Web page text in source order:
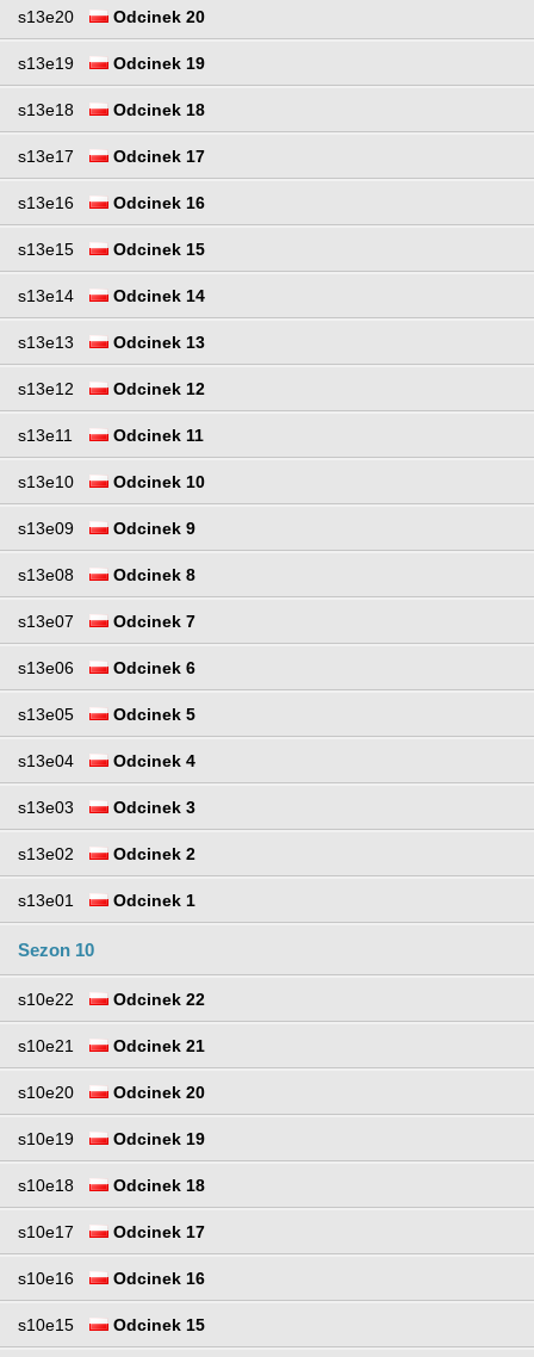
s13e20 Odcinek 20
s13e19 Odcinek 19
s13e18 Odcinek 18
s13e17 Odcinek 17
s13e16 Odcinek 16
s13e15 Odcinek 15
s13e14 Odcinek 14
s13e13 Odcinek 13
s13e12 Odcinek 12
s13e11 Odcinek 11
s13e10 Odcinek 10
s13e09 Odcinek 9
s13e08 Odcinek 8
s13e07 Odcinek 7
s13e06 Odcinek 6
s13e05 Odcinek 5
s13e04 Odcinek 4
s13e03 Odcinek 3
s13e02 Odcinek 2
s13e01 Odcinek 1
Sezon 10
s10e22 Odcinek 22
s10e21 Odcinek 21
s10e20 Odcinek 20
s10e19 Odcinek 19
s10e18 Odcinek 18
s10e17 Odcinek 17
s10e16 Odcinek 16
s10e15 Odcinek 15